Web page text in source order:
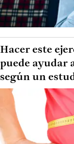
Hacer este
puede ayudar
según un